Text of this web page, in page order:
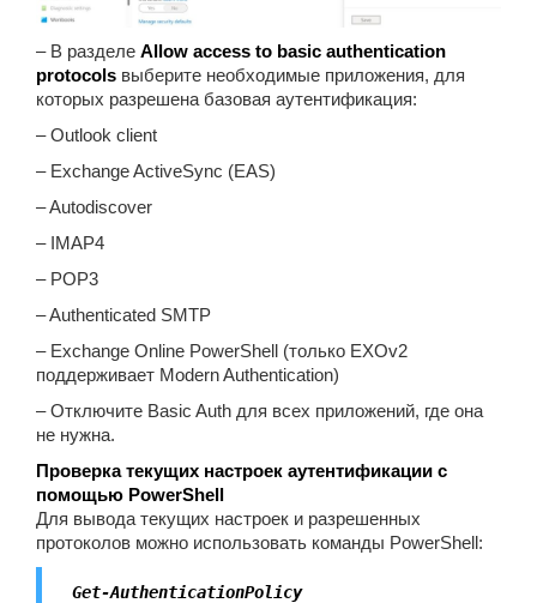
– В разделе Allow access to basic authentication
protocols выберите необходимые приложения, для
которых разрешена базовая аутентификация:
– Outlook client
– Exchange ActiveSync (EAS)
– Autodiscover
– IMAP4
– POP3
– Authenticated SMTP
– Exchange Online PowerShell (только EXOv2
поддерживает Modern Authentication)
– Отключите Basic Auth для всех приложений, где она
не нужна.
Проверка текущих настроек аутентификации с
помощью PowerShell
Для вывода текущих настроек и разрешенных
протоколов можно использовать команды PowerShell:
Get-AuthenticationPolicy